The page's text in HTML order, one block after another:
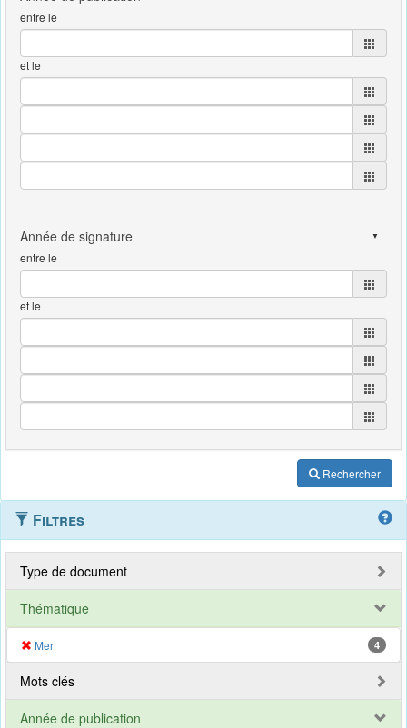
entre le
et le
entre le
et le
Rechercher
Filtres
Type de document
Thématique
Mer 4
Mots clés
Année de publication